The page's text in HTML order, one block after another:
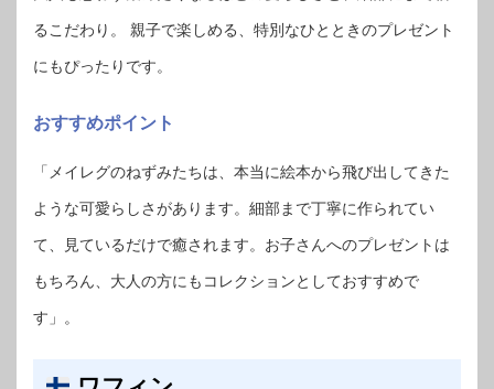
るこだわり。 親子で楽しめる、特別なひとときのプレゼント
にもぴったりです。
おすすめポイント
「メイレグのねずみたちは、本当に絵本から飛び出してきた
ような可愛らしさがあります。細部まで丁寧に作られてい
て、見ているだけで癒されます。お子さんへのプレゼントは
もちろん、大人の方にもコレクションとしておすすめで
す」。